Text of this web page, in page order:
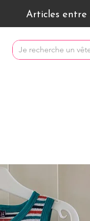
Articles entre